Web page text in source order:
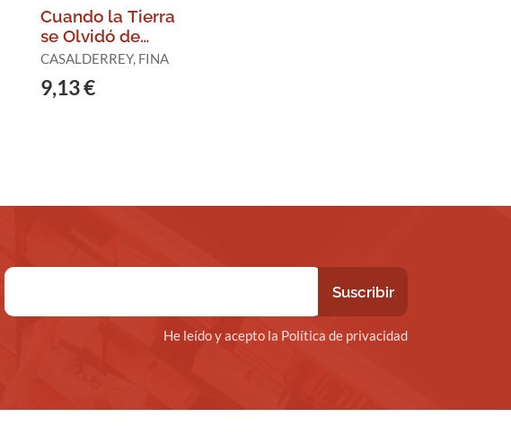
Cuando la Tierra
se Olvidó de
Girar
CASALDERREY, FINA
9,13 €
He leído y acepto la Política de privacidad